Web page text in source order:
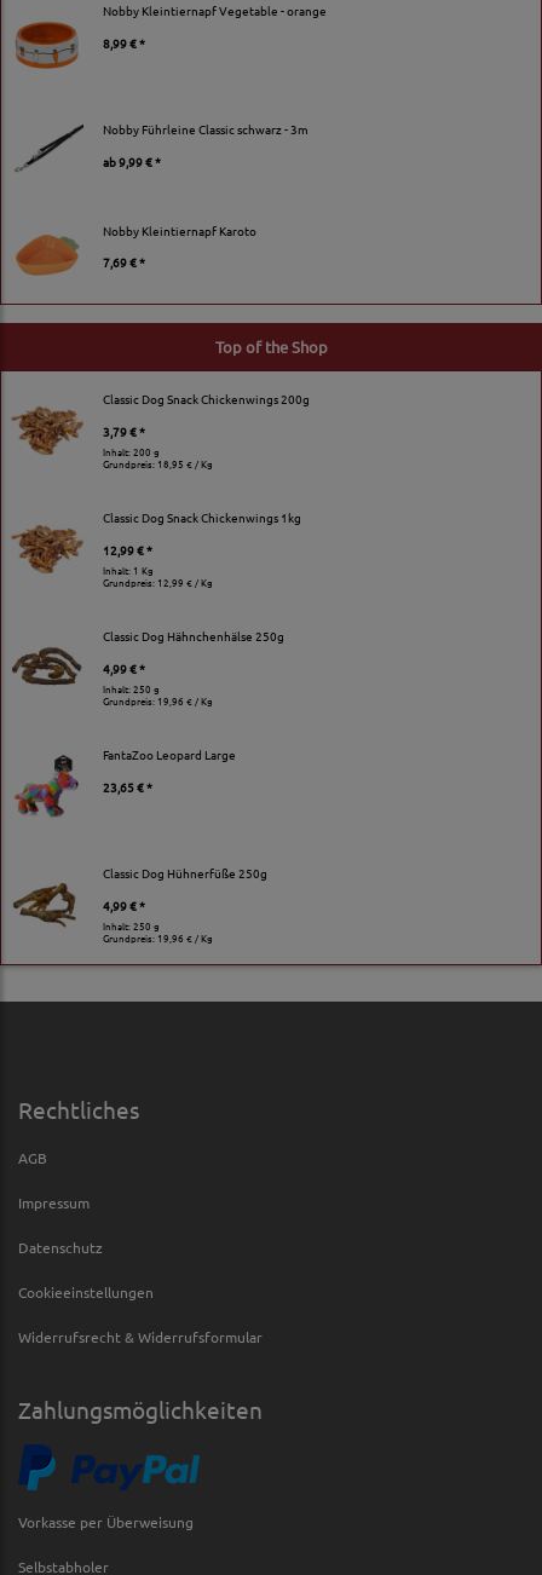
Nobby Kleintiernapf Vegetable - orange
8,99 € *
Nobby Führleine Classic schwarz - 3m
ab9,99 € *
Nobby Kleintiernapf Karoto
7,69 € *
Top of the Shop
Classic Dog Snack Chickenwings 200g
3,79 € *
Inhalt: 200 g
Grundpreis:18,95 € / Kg
Classic Dog Snack Chickenwings 1kg
12,99 € *
Inhalt: 1 Kg
Grundpreis: 12,99 € / Kg
Classic Dog Hähnchenhälse 250g
4,99 € *
Inhalt: 250 g
Grundpreis:19,96 € / Kg
FantaZoo Leopard Large
23,65 € *
Classic Dog Hühnerfüße 250g
4,99 € *
Inhalt: 250 g
Grundpreis:19,96 € / Kg
Rechtliches
AGB
Impressum
Datenschutz
Cookieeinstellungen
Widerrufsrecht & Widerrufsformular
Zahlungsmöglichkeiten
Vorkasse per Überweisung
Selbstabholer